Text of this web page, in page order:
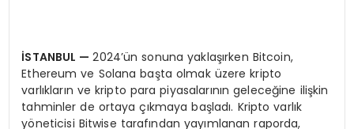
İSTANBUL —2024’ün sonuna yaklaşırken Bitcoin,
Ethereum ve Solana başta olmak üzere kripto
varlıkların ve kripto para piyasalarının geleceğine ilişkin
tahminler de ortaya çıkmaya başladı. Kripto varlık
yöneticisi Bitwise tarafından yayımlanan raporda,